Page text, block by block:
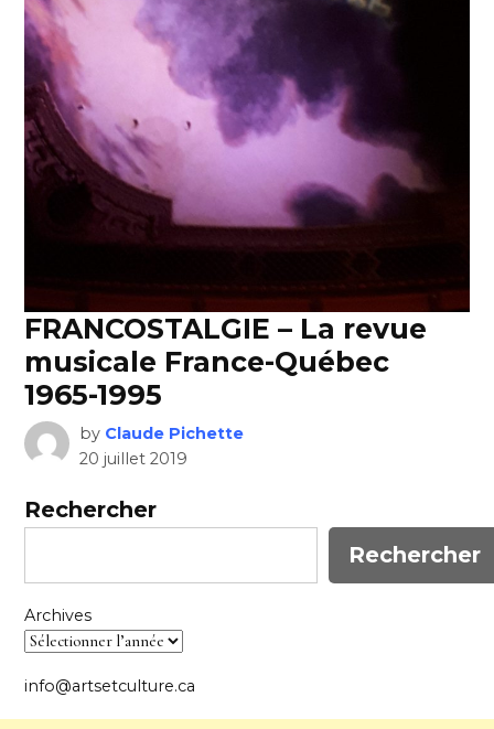
FRANCOSTALGIE – La revue
musicale France-Québec
1965-1995
by Claude Pichette
20 juillet 2019
Rechercher
Rechercher
Archives
info@artsetculture.ca